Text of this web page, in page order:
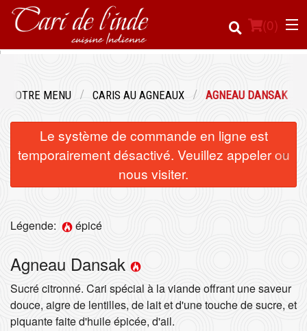
(0)
Emplacement
Panier (0)
NOTRE MENU CARIS AU AGNEAUX AGNEAU DANSAK
Le système de commande en ligne est
temporairement désactivé. Veuillez appeler ou
nous visiter.
×
Légende: épicé
Agneau Dansak
Sucré citronné. Cari spécial à la viande offrant une saveur
douce, aigre de lentilles, de lait et d'une touche de sucre, et
piquante faite d'huile épicée, d'ail.